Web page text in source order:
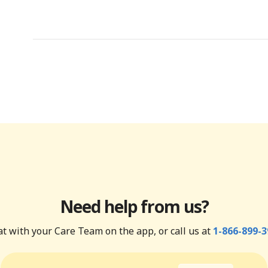
Need help from us?
with your Care Team on the app, or call us at 1-866-899-